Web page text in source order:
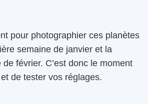
pour photographier ces planètes
semaine de janvier et la
février. C’est donc le moment
de tester vos réglages.